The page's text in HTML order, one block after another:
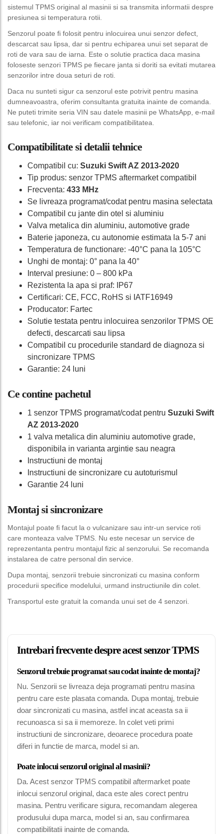
sistemul TPMS original al masinii si sa transmita informatii despre
presiunea si temperatura rotii.
Senzorul poate fi folosit pentru inlocuirea unui senzor defect,
descarcat sau lipsa, dar si pentru echiparea unui set separat de
roti de vara sau de iarna. Este o solutie practica daca masina
foloseste senzori TPMS pe fiecare janta si doriti sa evitati mutarea
senzorilor intre doua seturi de roti.
Daca nu sunteti sigur ca senzorul este potrivit pentru masina
dumneavoastra, oferim consultanta gratuita inainte de comanda.
Ne puteti trimite seria VIN sau datele masinii pe WhatsApp, e-mail
sau telefonic, iar noi verificam compatibilitatea.
Compatibilitate si detalii tehnice
Compatibil cu: Suzuki Swift AZ 2013-2020
Tip produs: senzor TPMS aftermarket compatibil
Frecventa: 433 MHz
Se livreaza programat/codat pentru masina selectata
Compatibil cu jante din otel si aluminiu
Valva metalica din aluminiu, automotive grade
Baterie japoneza, cu autonomie estimata la 5-7 ani
Temperatura de functionare: -40°C pana la 105°C
Unghi de montaj: 0° pana la 40°
Interval presiune: 0 – 800 kPa
Rezistenta la apa si praf: IP67
Certificari: CE, FCC, RoHS si IATF16949
Producator: Fartec
Solutie testata pentru inlocuirea senzorilor TPMS OE
defecti, descarcati sau lipsa
Compatibil cu procedurile standard de diagnoza si
sincronizare TPMS
Garantie: 24 luni
Ce contine pachetul
1 senzor TPMS programat/codat pentru Suzuki Swift
AZ 2013-2020
1 valva metalica din aluminiu automotive grade,
disponibila in varianta argintie sau neagra
Instructiuni de montaj
Instructiuni de sincronizare cu autoturismul
Garantie 24 luni
Montaj si sincronizare
Montajul poate fi facut la o vulcanizare sau intr-un service roti
care monteaza valve TPMS. Nu este necesar un service de
reprezentanta pentru montajul fizic al senzorului. Se recomanda
instalarea de catre personal din service.
Dupa montaj, senzorii trebuie sincronizati cu masina conform
procedurii specifice modelului, urmand instructiunile din colet.
Transportul este gratuit la comanda unui set de 4 senzori.
Intrebari frecvente despre acest senzor TPMS
Senzorul trebuie programat sau codat inainte de montaj?
Nu. Senzorii se livreaza deja programati pentru masina
pentru care este plasata comanda. Dupa montaj, trebuie
doar sincronizati cu masina, astfel incat aceasta sa ii
recunoasca si sa ii memoreze. In colet veti primi
instructiuni de sincronizare, deoarece procedura poate
diferi in functie de marca, model si an.
Poate inlocui senzorul original al masinii?
Da. Acest senzor TPMS compatibil aftermarket poate
inlocui senzorul original, daca este ales corect pentru
masina. Pentru verificare sigura, recomandam alegerea
produsului dupa marca, model si an, sau confirmarea
compatibilitatii inainte de comanda.